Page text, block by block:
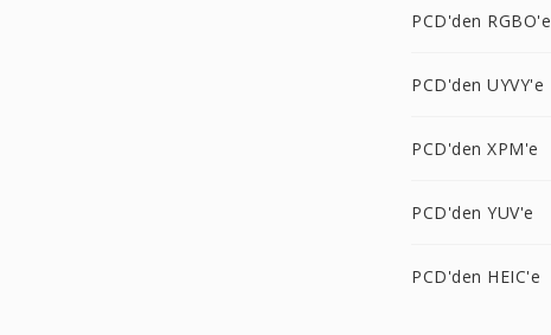
PCD'den RGBO'e
PCD'den UYVY'e
PCD'den XPM'e
PCD'den YUV'e
PCD'den HEIC'e